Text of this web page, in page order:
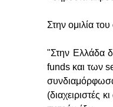
Στην ομιλία
"Στην Ελλάδα
funds και των
(διαχειριστές